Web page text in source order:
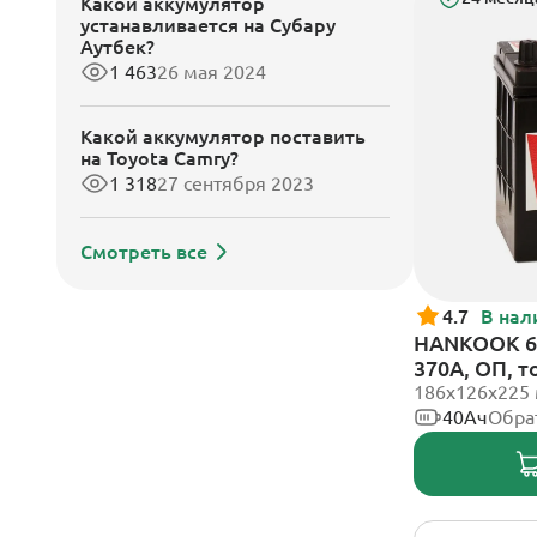
устанавливается на Субару
Аутбек?
1 46326 мая 2024
Какой аккумулятор поставить
на Toyota Camry?
1 31827 сентября 2023
Смотреть все
4.7 В
HANKOOK
370А, ОП,
40Ач